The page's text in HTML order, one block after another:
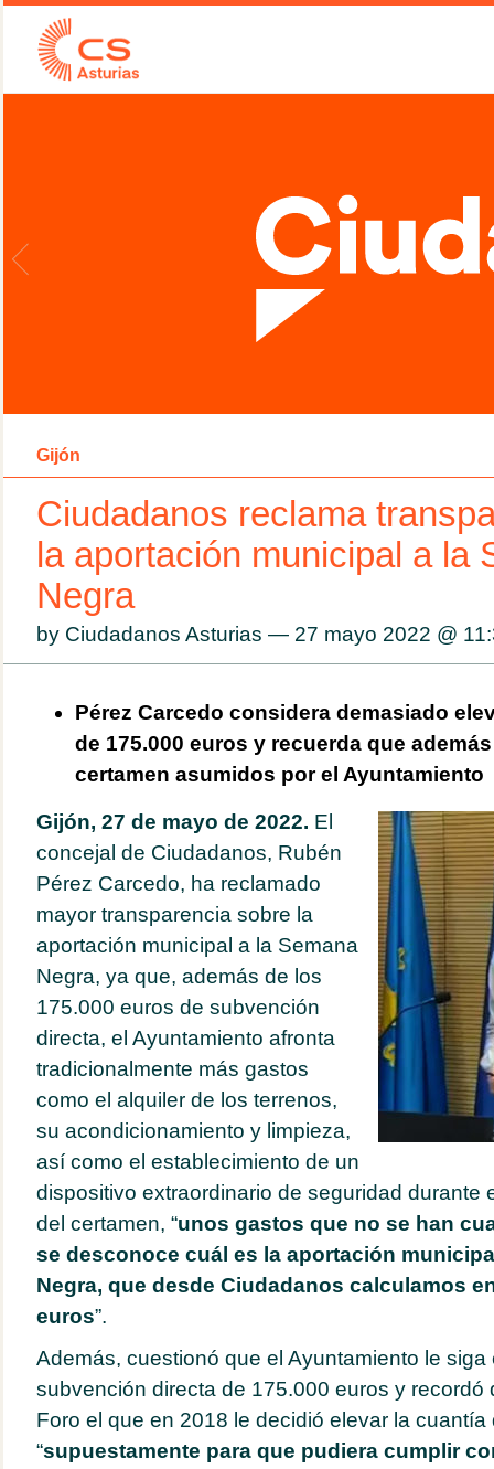
Gijón
Ciudadanos reclama
la aportación municipal a la
Negra
by Ciudadanos Asturias — 27 mayo 2022 @
Pérez Carcedo considera demasiado
de 175.000 euros y recuerda que
certamen asumidos por el Ayuntamiento
Gijón, 27 de mayo de 2022. El
concejal de Ciudadanos, Rubén
Pérez Carcedo, ha reclamado
mayor transparencia sobre la
aportación municipal a la Semana
Negra, ya que, además de los
175.000 euros de subvención
directa, el Ayuntamiento afronta
tradicionalmente más gastos
como el alquiler de los terrenos,
su acondicionamiento y limpieza,
así como el establecimiento de un
dispositivo extraordinario de seguridad durante
del certamen, “unos gastos que no se han
se desconoce cuál es la aportación
Negra, que desde Ciudadanos calculamos
euros”.
Además, cuestionó que el Ayuntamiento le
subvención directa de 175.000 euros y recordó
Foro el que en 2018 le decidió elevar la
“supuestamente para que pudiera cumplir